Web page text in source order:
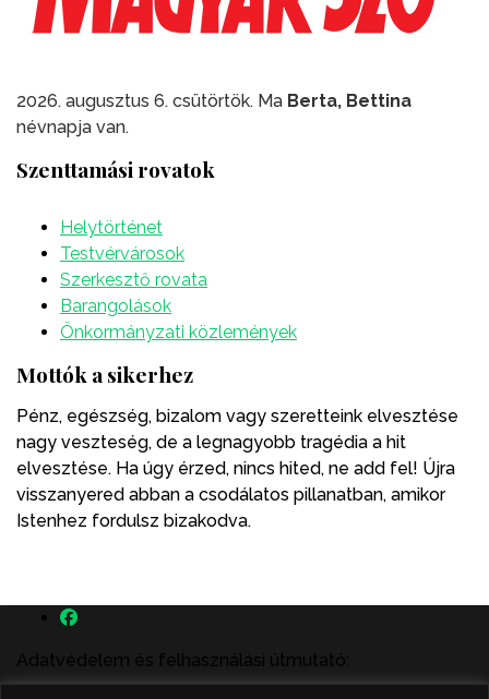
2026. augusztus 6. csütörtök. Ma Berta, Bettina
névnapja van.
Szenttamási rovatok
Helytörténet
Testvérvárosok
Szerkesztő rovata
Barangolások
Önkormányzati közlemények
Mottók a sikerhez
Pénz, egészség, bizalom vagy szeretteink elvesztése
nagy veszteség, de a legnagyobb tragédia a hit
elvesztése. Ha úgy érzed, nincs hited, ne add fel! Újra
visszanyered abban a csodálatos pillanatban, amikor
Istenhez fordulsz bizakodva.
Adatvédelem és felhasználási útmutató: